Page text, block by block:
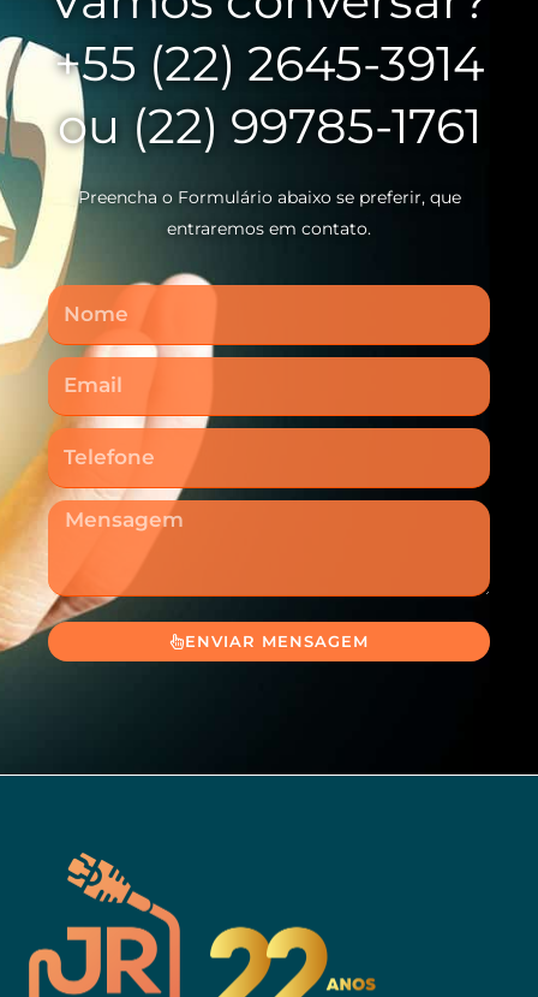
+55 (22) 2645-3914
ou (22) 99785-1761
Preencha o Formulário abaixo se preferir, que
entraremos em contato.
Nome
Email
Telefone
Mensagem
ENVIAR MENSAGEM